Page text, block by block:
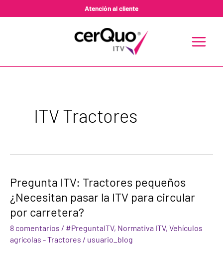
Atención al cliente
MENU
ITV Tractores
Pregunta ITV: Tractores pequeños
¿Necesitan pasar la ITV para circular
por carretera?
8 comentarios / #PreguntaITV, Normativa ITV, Vehículos
agrícolas - Tractores / usuario_blog
Pregunta
ITV:
Tractores
pequeños
¿Necesitan
pasar
la
ITV